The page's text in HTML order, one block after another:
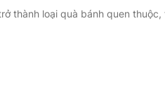
thành loại quà bánh quen